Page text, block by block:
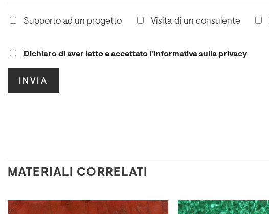
Supporto ad un progetto Visita di un consulente
Dichiaro di aver letto e accettato l'informativa sulla privacy
MATERIALI CORRELATI